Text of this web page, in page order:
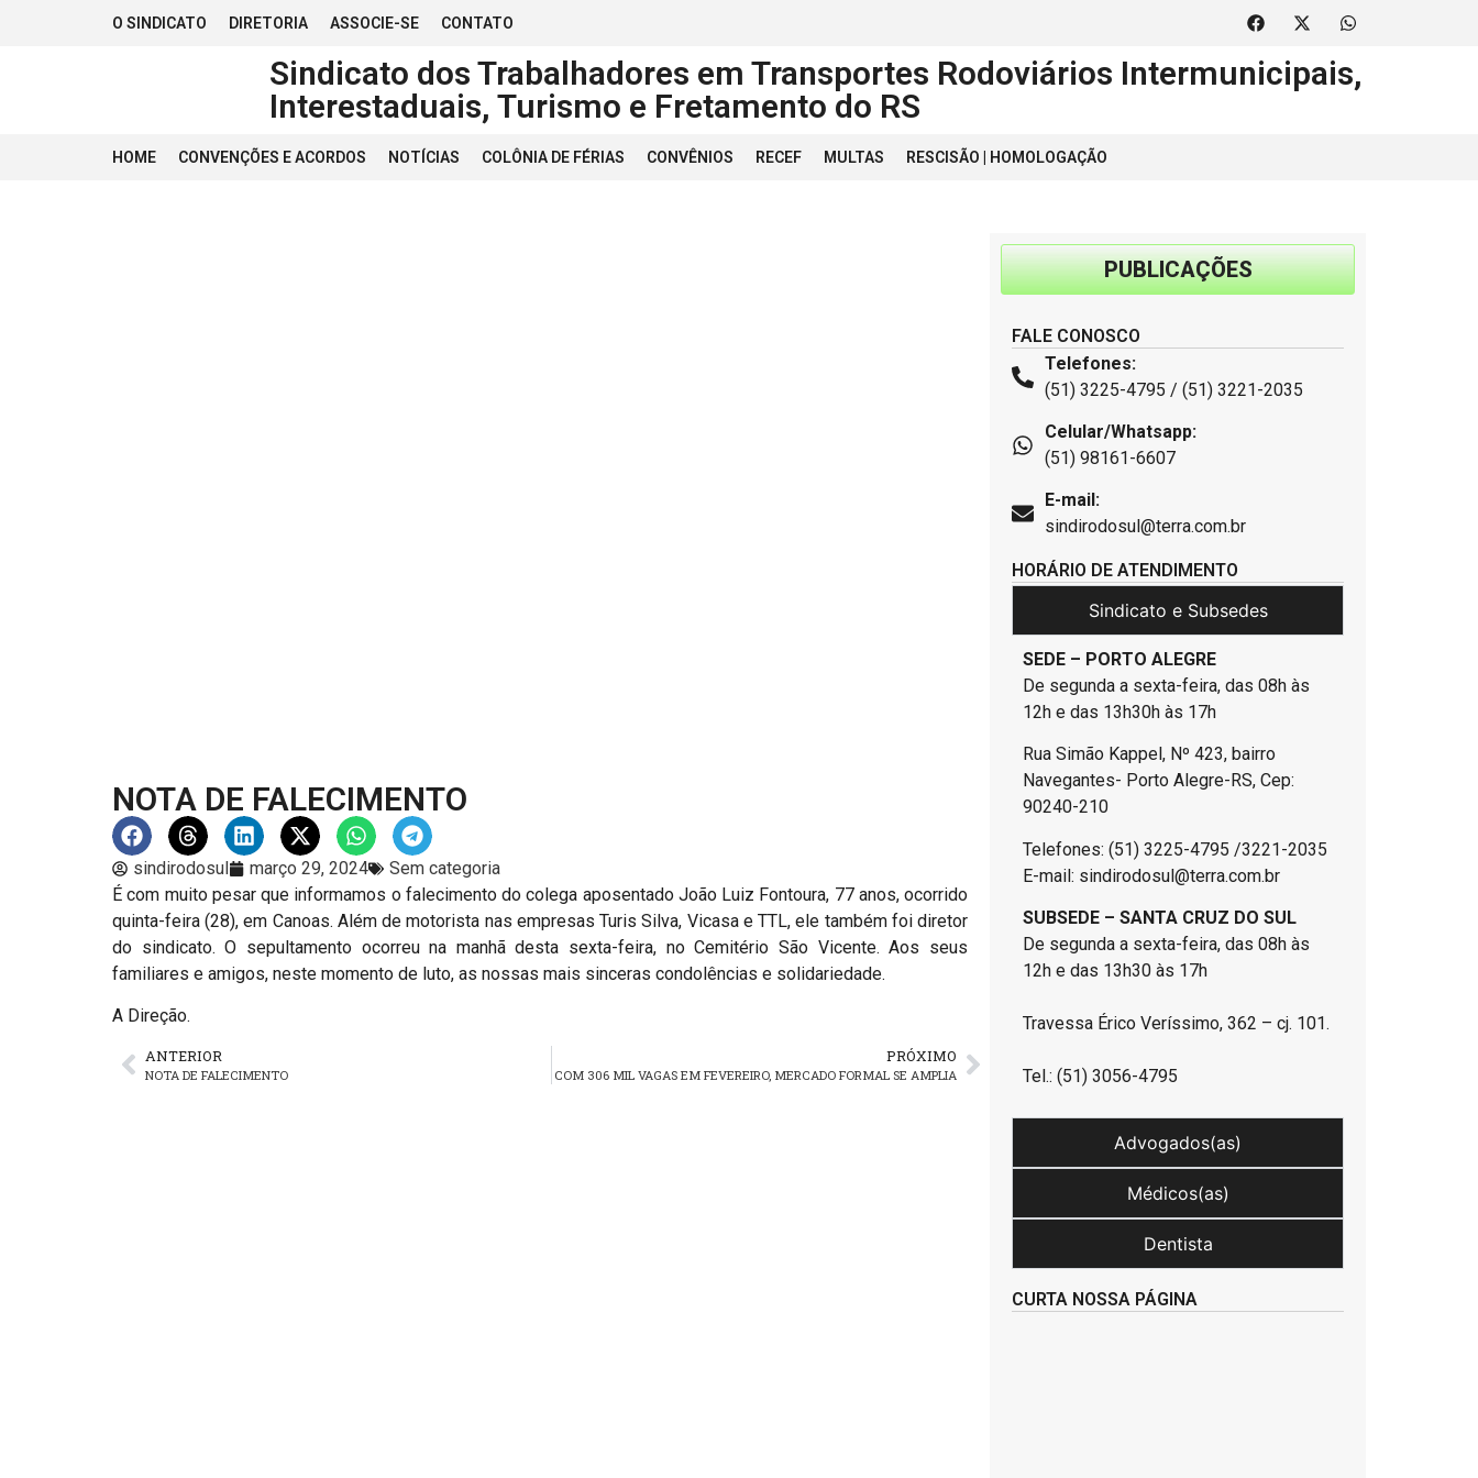
O SINDICATO DIRETORIA ASSOCIE-SE CONTATO
Sindicato dos Trabalhadores em Transportes Rodoviários Intermunicipais,
Interestaduais, Turismo e Fretamento do RS
HOME CONVENÇÕES E ACORDOS NOTÍCIAS COLÔNIA DE FÉRIAS CONVÊNIOS RECEF MULTAS RESCISÃO | HOMOLOGAÇÃO
NOTA DE FALECIMENTO
sindirodosul março 29, 2024
Sem categoria
É com muito pesar que informamos o falecimento do colega aposentado João Luiz Fontoura, 77 anos, ocorrido
quinta-feira (28), em Canoas. Além de motorista nas empresas Turis Silva, Vicasa e TTL, ele também foi diretor
do sindicato. O sepultamento ocorreu na manhã desta sexta-feira, no Cemitério São Vicente. Aos seus
familiares e amigos, neste momento de luto, as nossas mais sinceras condolências e solidariedade.
A Direção.
ANTERIOR
NOTA DE FALECIMENTO
PRÓXIMO
COM 306 MIL VAGAS EM FEVEREIRO, MERCADO FORMAL SE AMPLIA
PUBLICAÇÕES
FALE CONOSCO
Telefones:
(51) 3225-4795 / (51) 3221-2035
Celular/Whatsapp:
(51) 98161-6607
E-mail:
sindirodosul@terra.com.br
HORÁRIO DE ATENDIMENTO
Sindicato e Subsedes
SEDE – PORTO ALEGRE
De segunda a sexta-feira, das 08h às
12h e das 13h30h às 17h
Rua Simão Kappel, Nº 423, bairro
Navegantes- Porto Alegre-RS, Cep:
90240-210
Telefones: (51) 3225-4795 /3221-2035
E-mail: sindirodosul@terra.com.br
SUBSEDE – SANTA CRUZ DO SUL
De segunda a sexta-feira, das 08h às
12h e das 13h30 às 17h
Travessa Érico Veríssimo, 362 – cj. 101.
Tel.: (51) 3056-4795
Advogados(as)
Médicos(as)
Dentista
CURTA NOSSA PÁGINA